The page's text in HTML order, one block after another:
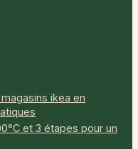
ikea en
et 3 étapes pour un